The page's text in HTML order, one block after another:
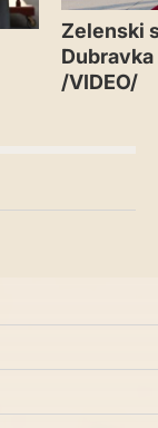
Zelenski
/VIDEO/